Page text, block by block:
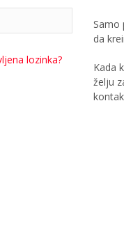
lozinka?
Samo
da
Kada
želju